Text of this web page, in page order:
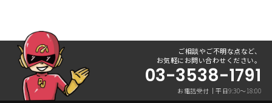
ご相談やご不明な点など、
お気軽にお問い合わせください。
03-3538-1791
お電話受付｜平日9:30〜18:00